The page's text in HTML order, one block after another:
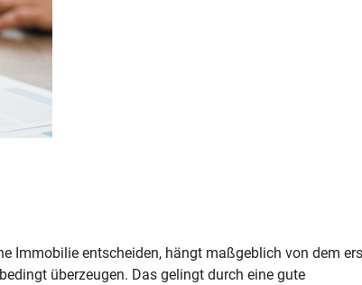
Immobilie entscheiden, hängt maßgeblich von dem
überzeugen. Das gelingt durch eine gute